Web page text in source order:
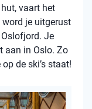
vaart het
word je uitgerust
Je
aan in Oslo. Zo
de ski’s staat!